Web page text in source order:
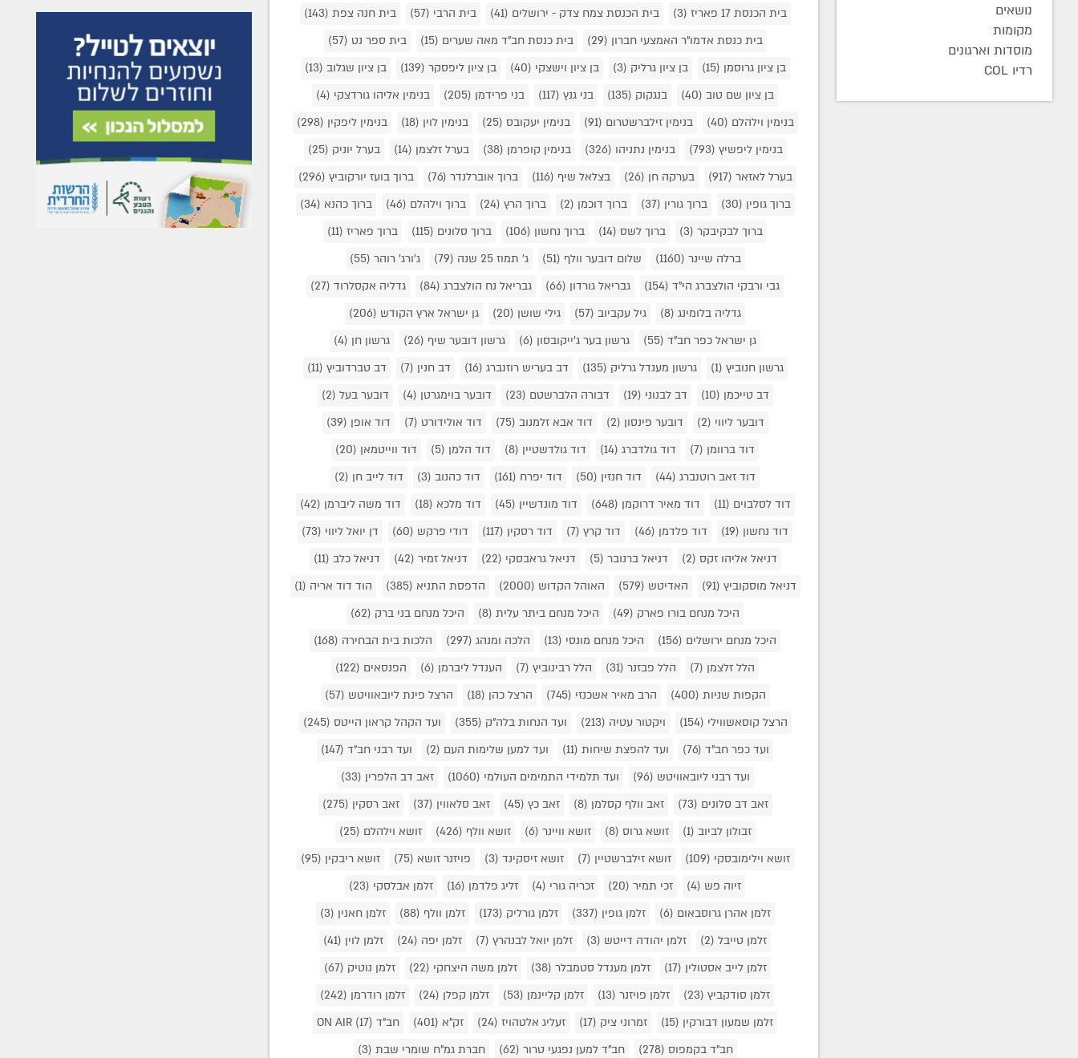
נושאים
מקומות
מוסדות וארגונים
רדיו COL
בית הכנסת 17 פאריז
(3) בית הכנסת צמח צדק - ירושלים (41) בית הרבי (57) בית חנה צפת (143)
בית כנסת אדמו"ר האמצעי חברון (29) בית כנסת חב"ד מאה שערים (15) בית ספר נט (57)
בן ציון גרוסמן (15) בן ציון גרליק (3) בן ציון וישצקי (40) בן ציון ליפסקר (139) בן ציון שגלוב (13)
בן ציון שם טוב (40) בנגקוק (135) בני גנץ (117) בני פרידמן (205) בנימין אליהו גורדצקי (4)
בנימין וילהלם (40) בנימין זילברשטרום (91) בנימין יעקובס (25) בנימין לוין (18) בנימין ליפקין (298)
בנימין ליפשיץ (793) בנימין נתניהו (326) בנימין קופרמן (38) בערל זלצמן (14) בערל יוניק (25)
בערל לאזאר (917) בערקה חן (26) בצלאל שיף (116) ברוך אוברלנדר (76) ברוך בועז יורקוביץ (296)
ברוך גופין (30) ברוך גורין (37) ברוך דוכמן (2) ברוך הרץ (24) ברוך וילהלם (46) ברוך כהנא (34)
ברוך לבקיבקר (3) ברוך לשס (14) ברוך נחשון (106) ברוך סלונים (115) ברוך פאריז (11)
ברלה שיינר (1160) שלום דובער וולף (51) ג' תמוז 25 שנה (79) ג'ורג' רוהר (55)
גבי ורבקי הולצברג הי"ד (154) גבריאל גורדון (66) גבריאל נח הולצברג (84) גדליה אקסלרוד (27)
גדליה בלומינג (8) גיל עקביוב (57) גילי שושן (20) גן ישראל ארץ הקודש (206)
גן ישראל כפר חב"ד (55) גרשון בער ג'ייקובסון (6) גרשון דובער שיף (26) גרשון חן (4)
גרשון חנוביץ (1) גרשון מענדל גרליק (135) דב בעריש רוזנברג (16) דב חנין (7) דב טברדוביץ (11)
דב טייכמן (10) דב לבנוני (19) דבורה הלברשטם (23) דובער בוימגרטן (4) דובער בעל (2)
דובער ליווי (2) דובער פינסון (2) דוד אבא זלמנוב (75) דוד אולידורט (7) דוד אופן (39)
דוד ברוומן (7) דוד גולדברג (14) דוד גולדשטיין (8) דוד הלמן (5) דוד ווייטמאן (20)
דוד זאב רוטנברג (44) דוד חנזין (50) דוד יפרח (161) דוד כהנוב (3) דוד לייב חן (2)
דוד לסלבוים (11) דוד מאיר דרוקמן (648) דוד מונדשיין (45) דוד מלכא (18) דוד משה ליברמן (42)
דוד נחשון (19) דוד פלדמן (46) דוד קרץ (7) דוד רסקין (117) דודי פרקש (60) דן יואל ליווי (73)
דניאל אליהו זקס (2) דניאל ברנובר (5) דניאל גראבסקי (22) דניאל זמיר (42) דניאל כלב (11)
דניאל מוסקוביץ (91) האדיטש (579) האוהל הקדוש (2000) הדפסת התניא (385) הוד דוד אריה (1)
היכל מנחם בורו פארק (49) היכל מנחם ביתר עלית (8) היכל מנחם בני ברק (62)
היכל מנחם ירושלים (156) היכל מנחם מונסי (13) הלכה ומנהג (297) הלכות בית הבחירה (168)
הלל זלצמן (7) הלל פבזנר (31) הלל רבינוביץ (7) הענדל ליברמן (6) הפנסאים (122)
הקפות שניות (400) הרב מאיר אשכנזי (745) הרצל כהן (18) הרצל פינת ליובאוויטש (57)
הרצל קוסאשווילי (154) ויקטור עטיה (213) ועד הנחות בלה"ק (355) ועד הקהל קראון הייטס (245)
ועד כפר חב"ד (76) ועד להפצת שיחות (11) ועד למען שלימות העם (2) ועד רבני חב"ד (147)
ועד רבני ליובאוויטש (96) ועד תלמידי התמימים העולמי (1060) זאב דב הלפרין (33)
זאב דב סלונים (73) זאב וולף קסלמן (8) זאב כץ (45) זאב סלאווין (37) זאב רסקין (275)
זבולון לביוב (1) זושא גרוס (8) זושא וויינר (6) זושא וולף (426) זושא וילהלם (25)
זושא וילימובסקי (109) זושא זילברשטיין (7) זושא זיסקינד (3) פויזנר זושא (75) זושא ריבקין (95)
זיוה פש (4) זכי תמיר (20) זכריה גורי (4) זליג פלדמן (16) זלמן אבלסקי (23)
זלמן אהרן גרוסבאום (6) זלמן גופין (337) זלמן גורליק (173) זלמן וולף (88) זלמן חאנין (3)
זלמן טייבל (2) זלמן יהודה דייטש (3) זלמן יואל לבנהרץ (7) זלמן יפה (24) זלמן לוין (41)
זלמן לייב אסטולין (17) זלמן מענדל סטמבלר (38) זלמן משה היצחקי (22) זלמן נוטיק (67)
זלמן סודקביץ (23) זלמן פויזנר (13) זלמן קליינמן (53) זלמן קפלן (24) זלמן רודרמן (242)
זלמן שמעון דבורקין (15) זמרוני ציק (17) זעליג אלטהויז (24) זק"א (401) חב"ד ON AIR (17)
חב"ד בקמפוס (278) חב"ד למען נפגעי טרור (62) חברת גמ"ח שומרי שבת (3)